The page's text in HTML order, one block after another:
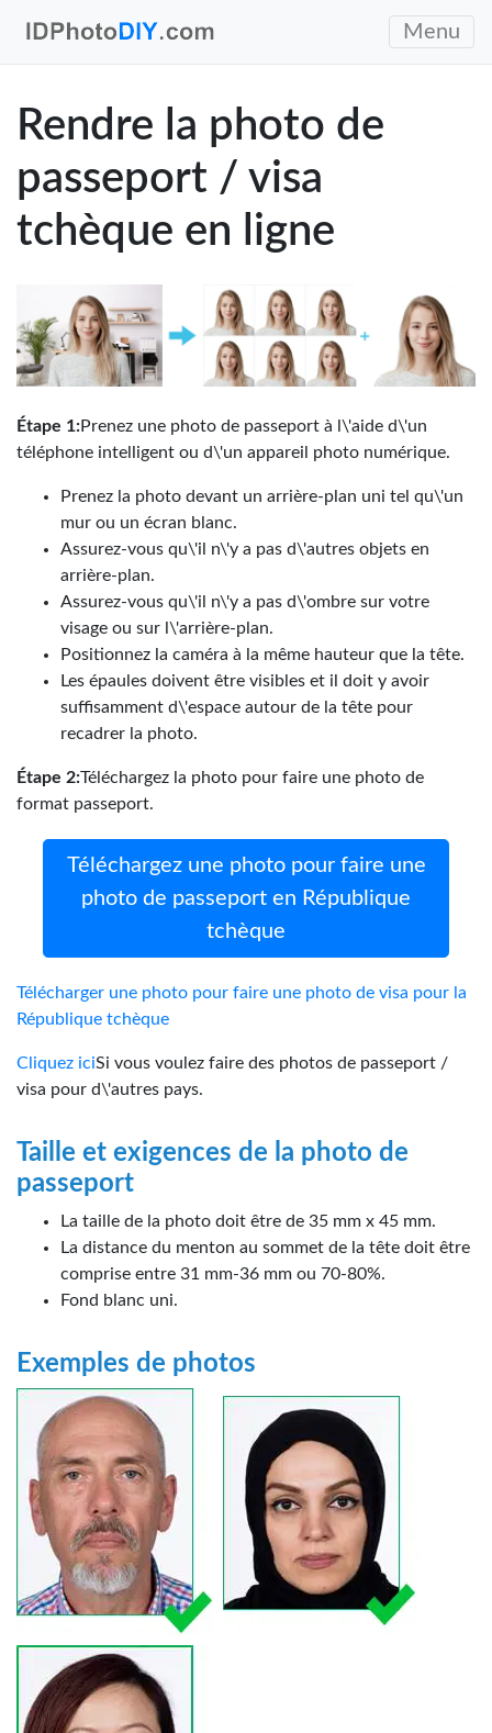
Menu
Rendre la photo de
passeport / visa
tchèque en ligne
Étape 1:Prenez une photo de passeport à l\'aide d\'un
téléphone intelligent ou d\'un appareil photo numérique.
Prenez la photo devant un arrière-plan uni tel qu\'un
mur ou un écran blanc.
Assurez-vous qu\'il n\'y a pas d\'autres objets en
arrière-plan.
Assurez-vous qu\'il n\'y a pas d\'ombre sur votre
visage ou sur l\'arrière-plan.
Positionnez la caméra à la même hauteur que la tête.
Les épaules doivent être visibles et il doit y avoir
suffisamment d\'espace autour de la tête pour
recadrer la photo.
Étape 2:Téléchargez la photo pour faire une photo de
format passeport.
Téléchargez une photo pour faire une
photo de passeport en République
tchèque
Télécharger une photo pour faire une photo de visa pour la
République tchèque
Cliquez iciSi vous voulez faire des photos de passeport /
visa pour d\'autres pays.
Taille et exigences de la photo de
passeport
La taille de la photo doit être de 35 mm x 45 mm.
La distance du menton au sommet de la tête doit être
comprise entre 31 mm-36 mm ou 70-80%.
Fond blanc uni.
Exemples de photos